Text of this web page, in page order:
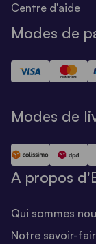
Centre d'aide
Modes de
Modes de
A propos
Qui sommes
Notre savoir-